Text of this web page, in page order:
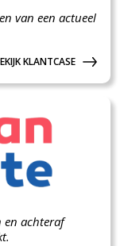
van een actueel
KLANTCASE
en achteraf